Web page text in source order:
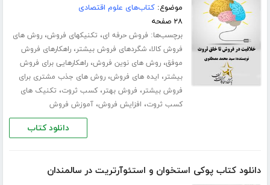
موضوع:کتاب‌های علوم اقتصادی
۲۸ صفحه
برچسب‌ها: فروش حرفه ای، تکنیکهای فروش،روش های
فروش کالا،شگردهای فروش بیشتر،راهکارهای فروش
موفق،روش های نوین فروش،راهکارهایی برای فروش
بیشتر، ایده های فروش،روش های جذب مشتری برای
فروش بیشتر، فروش بهتر،کسب ثروت، تکنیک های
کسب ثروت، افزایش فروش،آموزش فروش
دانلود کتاب
دانلود کتاب پوکی استخوان و استئوآرتریت در سالمندان